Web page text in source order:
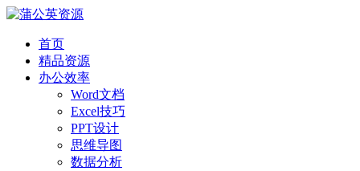
首页
精品资源
办公效率
Word文档
Excel技巧
PPT设计
思维导图
数据分析